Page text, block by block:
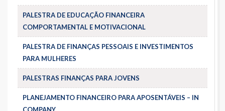
PALESTRA DE EDUCAÇÃO FINANCEIRA
COMPORTAMENTAL E MOTIVACIONAL
PALESTRA DE FINANÇAS PESSOAIS E INVESTIMENTOS
PARA MULHERES
PALESTRAS FINANÇAS PARA JOVENS
PLANEJAMENTO FINANCEIRO PARA APOSENTÁVEIS – IN